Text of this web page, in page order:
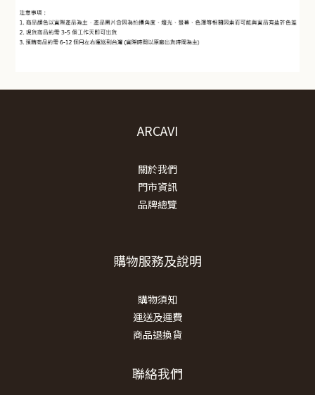
ARCAVI
關於我們
門市資訊
品牌總覽
購物服務及說明
購物須知
運送及運費
商品退換貨
聯絡我們